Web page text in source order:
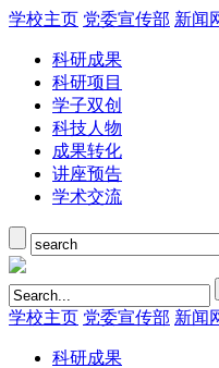
学校主页 党委宣传部 新闻
科研成果
科研项目
学子双创
科技人物
成果转化
讲座预告
学术交流
学校主页 党委宣传部 新闻
科研成果